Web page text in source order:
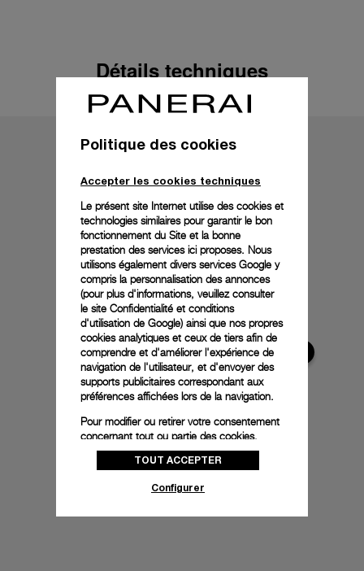
Détails techniques
Politique des cookies
Accepter les cookies techniques
Le présent site Internet utilise des cookies et
technologies similaires pour garantir le bon
fonctionnement du Site et la bonne
prestation des services ici proposes. Nous
utilisons également divers services Google y
compris la personnalisation des annonces
(pour plus d'informations, veuillez consulter
le site Confidentialité et conditions
d'utilisation de Google) ainsi que nos propres
cookies analytiques et ceux de tiers afin de
comprendre et d'améliorer l'expérience de
navigation de l'utilisateur, et d'envoyer des
supports publicitaires correspondant aux
préférences affichées lors de la navigation.
Pour modifier ou retirer votre consentement
concernant tout ou partie des cookies,
cliquez sur « Configurer » ou consultez notre
politique des cookiespour obtenir plus
donnez votre consentement pour l’utilisation
TOUT ACCEPTER
Configurer